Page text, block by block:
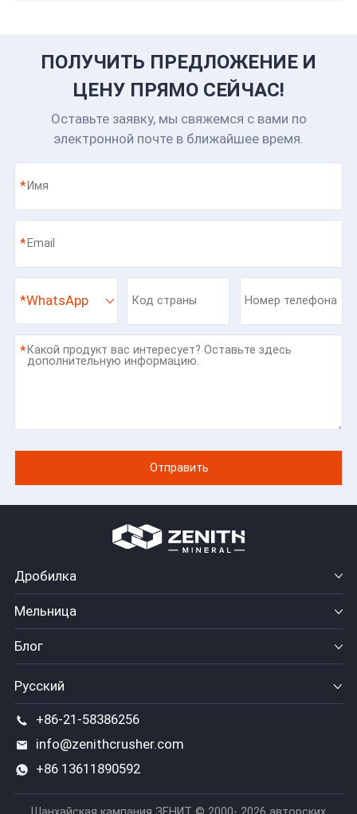
ПОЛУЧИТЬ ПРЕДЛОЖЕНИЕ И
ЦЕНУ ПРЯМО СЕЙЧАС!
Оставьте заявку, мы свяжемся с вами по
электронной почте в ближайшее время.
*
*
*WhatsApp
*
Дробилка
Мельница
Блог
+86-21-58386256
info@zenithcrusher.com
+86 13611890592
Русский